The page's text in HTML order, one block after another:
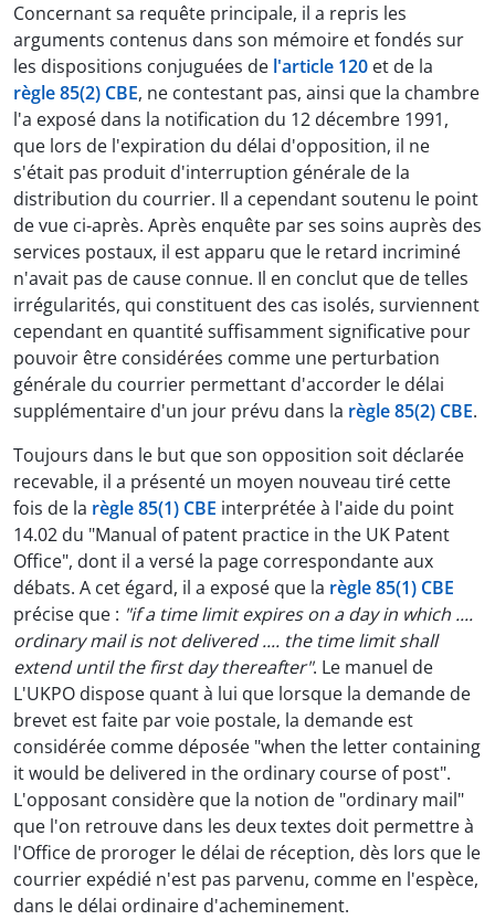
Concernant sa requête principale, il a repris les
arguments contenus dans son mémoire et fondés sur
les dispositions conjuguées de l'article 120 et de la
règle 85(2) CBE, ne contestant pas, ainsi que la chambre
l'a exposé dans la notification du 12 décembre 1991,
que lors de l'expiration du délai d'opposition, il ne
s'était pas produit d'interruption générale de la
distribution du courrier. Il a cependant soutenu le point
de vue ci-après. Après enquête par ses soins auprès des
services postaux, il est apparu que le retard incriminé
n'avait pas de cause connue. Il en conclut que de telles
irrégularités, qui constituent des cas isolés, surviennent
cependant en quantité suffisamment significative pour
pouvoir être considérées comme une perturbation
générale du courrier permettant d'accorder le délai
supplémentaire d'un jour prévu dans la règle 85(2) CBE.
Toujours dans le but que son opposition soit déclarée
recevable, il a présenté un moyen nouveau tiré cette
fois de la règle 85(1) CBE interprétée à l'aide du point
14.02 du "Manual of patent practice in the UK Patent
Office", dont il a versé la page correspondante aux
débats. A cet égard, il a exposé que la règle 85(1) CBE
précise que : "if a time limit expires on a day in which ....
ordinary mail is not delivered .... the time limit shall
extend until the first day thereafter". Le manuel de
L'UKPO dispose quant à lui que lorsque la demande de
brevet est faite par voie postale, la demande est
considérée comme déposée "when the letter containing
it would be delivered in the ordinary course of post".
L'opposant considère que la notion de "ordinary mail"
que l'on retrouve dans les deux textes doit permettre à
l'Office de proroger le délai de réception, dès lors que le
courrier expédié n'est pas parvenu, comme en l'espèce,
dans le délai ordinaire d'acheminement.